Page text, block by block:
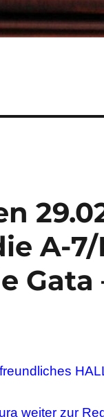
A-7/
Gata
weiter zur